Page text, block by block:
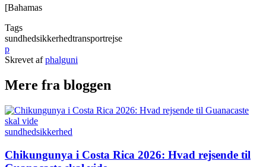
[Bahamas
Tags
sundhedsikkerhedtransportrejse
p
Skrevet af phalguni
Mere fra bloggen
sundhedsikkerhed
Chikungunya i Costa Rica 2026: Hvad rejsende til